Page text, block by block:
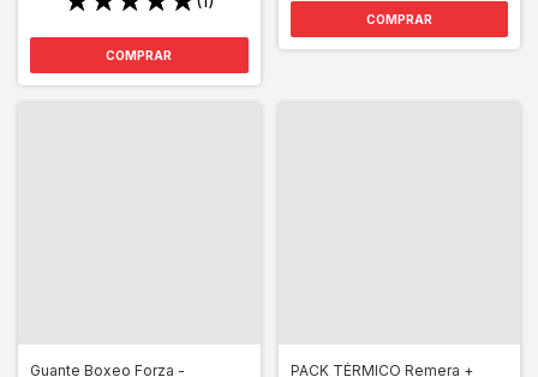
COMPRAR
Guante Boxeo Forza -
PACK TÉRMICO Remera +